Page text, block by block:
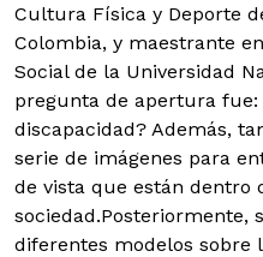
Cultura Física y Deporte
Colombia, y maestrante
Social de la Universidad
pregunta de apertura fue:
discapacidad? Además,
serie de imágenes para
de vista que están dentro
sociedad.Posteriormente,
diferentes modelos sobre